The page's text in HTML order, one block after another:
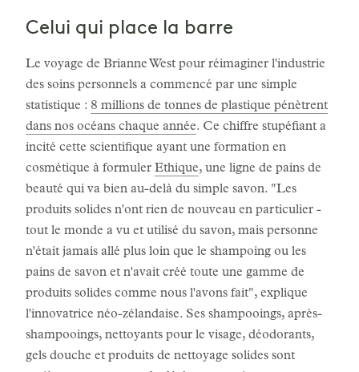
Celui qui place la barre
Le voyage de Brianne West pour réimaginer l'industrie
des soins personnels a commencé par une simple
statistique : 8 millions de tonnes de plastique pénètrent
dans nos océans chaque année. Ce chiffre stupéfiant a
incité cette scientifique ayant une formation en
cosmétique à formuler Ethique, une ligne de pains de
beauté qui va bien au-delà du simple savon. "Les
produits solides n'ont rien de nouveau en particulier -
tout le monde a vu et utilisé du savon, mais personne
n'était jamais allé plus loin que le shampoing ou les
pains de savon et n'avait créé toute une gamme de
produits solides comme nous l'avons fait", explique
l'innovatrice néo-zélandaise. Ses shampooings, après-
shampooings, nettoyants pour le visage, déodorants,
gels douche et produits de nettoyage solides sont